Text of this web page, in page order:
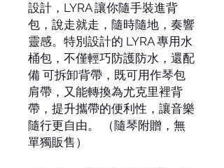
設計，LYRA 讓你隨手裝進背
包，說走就走，隨時隨地，奏響
靈感。特別設計的 LYRA 專用水
桶包，不僅輕巧防護防水，還配
備 可拆卸背帶，既可用作琴包
肩帶，又能轉換為尤克里裡背
帶，提升攜帶的便利性，讓音樂
隨行更自由。 （隨琴附贈，無
單獨販售）